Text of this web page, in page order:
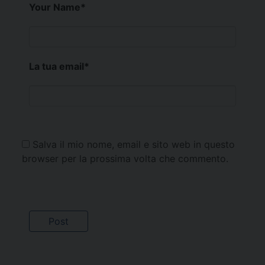
Your Name*
La tua email*
Salva il mio nome, email e sito web in questo
browser per la prossima volta che commento.